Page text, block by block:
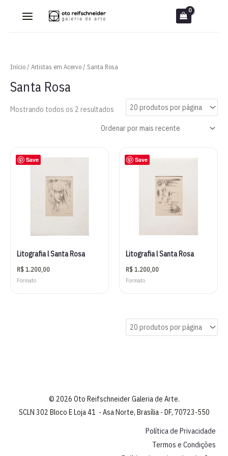
Início/ Artistas em Acervo/ Santa Rosa
Santa Rosa
Mostrando todos os 2 resultados Classificado
recente
Save
Litografia l Santa Rosa
R$1.200,00
Formato
Save
Litografia l Santa Rosa
R$1.200,00
Formato
© 2026 Oto Reifschneider Galeria de Arte.
SCLN 302 Bloco E Loja 41 - Asa Norte, Brasília - DF, 70723-550
Política de Privacidade
Termos e Condições